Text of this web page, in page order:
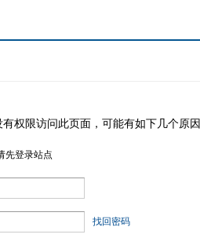
权限访问此页面，可能有如下几个原因
先登录站点
找回密码